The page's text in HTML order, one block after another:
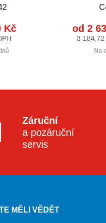
Kč od 2
3 184,72
Na
Záruční
a pozáruční
servis
MĚLI VĚDĚT